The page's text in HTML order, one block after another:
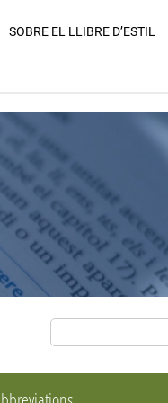
SOBRE EL LLIBRE D’ESTIL